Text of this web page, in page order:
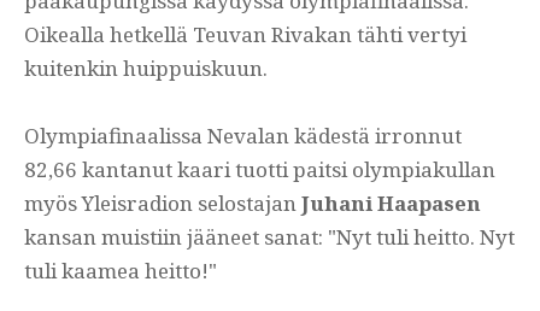
Oikealla hetkellä Teuvan Rivakan tähti vertyi
kuitenkin huippuiskuun.
Olympiafinaalissa Nevalan kädestä irronnut
82,66 kantanut kaari tuotti paitsi olympiakullan
myös Yleisradion selostajanJuhani Haapasen
kansan muistiin jääneet sanat: "Nyt tuli heitto. Nyt
tuli kaamea heitto!"